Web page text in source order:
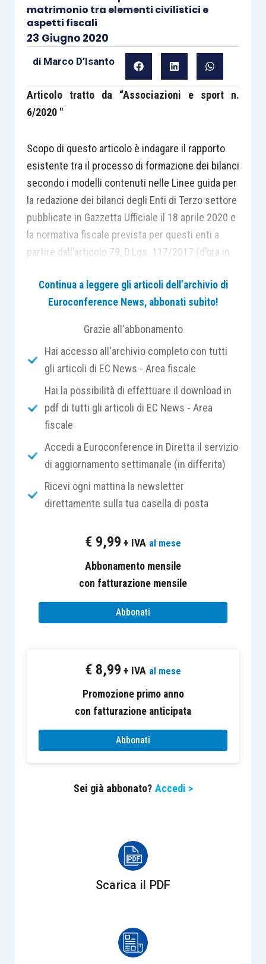
matrimonio tra elementi civilistici e
aspetti fiscali
23 Giugno 2020
di Marco D’Isanto
Articolo tratto da “Associazioni e sport n.
6/2020 ″
Scopo di questo articolo è indagare il rapporto
esistente tra il processo di formazione dei bilanci
secondo i modelli contenuti nelle Linee guida per
la redazione dei bilanci degli Enti di Terzo settore
pubblicate in Gazzetta Ufficiale il 18 aprile 2020 e
la normativa fiscale prevista per questi enti a
partire dall’articolo 79, D.Lgs. 117/2017 (d’ora in
Il tema è molto rilevante perché ancora una volta
gli Enti del Terzo settore non sono riusciti a
nel processo di formazione del bilancio ma
addirittura è previsto una sorta di intreccio
diabolico sulla base del quale il profilo fiscale
determina il modello di bilancio da adottare ma
allo stesso tempo è nel processo di formazione e
rappresentazione delle attività realizzate
mediante il bilancio che si determina il profilo
Proviamo a costruire un ragionamento.
VISUALIZZA LA COPIAOMAGGIO DELLA
Segue il SOMMARIO di “Associazioni e sport n.
Si scriverà mai la parola fine alle riforme dello
Principali scadenze dal 16 giugno 2020 al 15
Continua a leggere gli articoli dell’archivio di
Euroconference News, abbonati subito!
Grazie all'abbonamento
Hai accesso all'archivio completo con tutti
gli articoli di EC News - Area fiscale
Hai la possibilità di effettuare il download in
pdf di tutti gli articoli di EC News - Area
fiscale
Accedi a Euroconference in Diretta il servizio
di aggiornamento settimanale (in differita)
Ricevi ogni mattina la newsletter
direttamente sulla tua casella di posta
€ 9,99 + IVA al mese
Abbonamento mensile
con fatturazione mensile
Abbonati
€ 8,99 + IVA al mese
Promozione primo anno
con fatturazione anticipata
Abbonati
Sei già abbonato? Accedi >
Scarica il PDF